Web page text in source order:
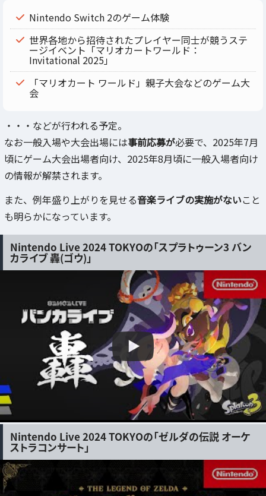
Nintendo Switch 2のゲーム体験
世界各地から招待されたプレイヤー同士が競うステ
ージイベント「マリオカートワールド：
Invitational 2025」
「マリオカート ワールド」親子大会などのゲーム大
会
・・・などが行われる予定。
なお一般入場や大会出場には事前応募が必要で、2025年7月
頃にゲーム大会出場者向け、2025年8月頃に一般入場者向け
の情報が解禁されます。
また、例年盛り上がりを見せる音楽ライブの実施がないこと
も明らかになっています。
Nintendo Live 2024 TOKYOの「スプラトゥーン3 バン
カライブ 轟(ゴウ)」
Nintendo Live 2024 TOKYOの「ゼルダの伝説 オーケ
ストラコンサート」